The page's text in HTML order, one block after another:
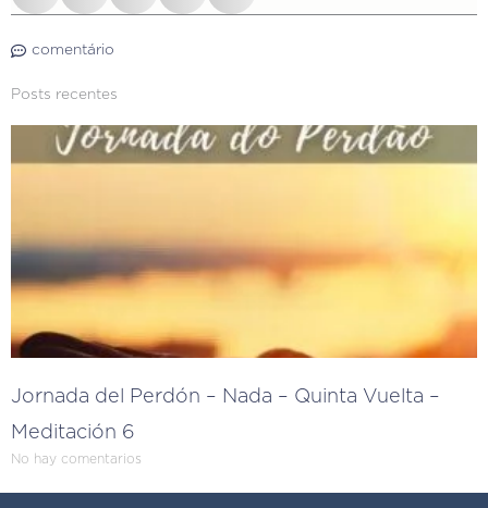
comentário
Posts recentes
Jornada del Perdón – Nada – Quinta Vuelta –
Meditación 6
No hay comentarios